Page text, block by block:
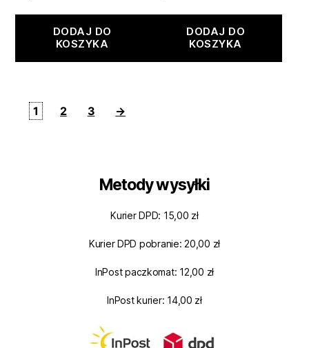
DODAJ DO
KOSZYKA
DODAJ DO
KOSZYKA
1 2 3 →
Metody wysyłki
Kurier DPD: 15,00 zł
Kurier DPD pobranie: 20,00 zł
InPost paczkomat: 12,00 zł
InPost kurier: 14,00 zł